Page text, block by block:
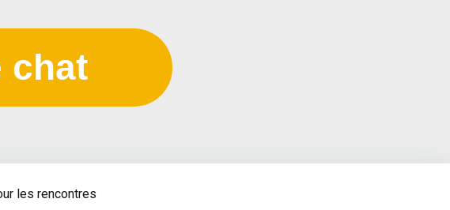
chat
les rencontres